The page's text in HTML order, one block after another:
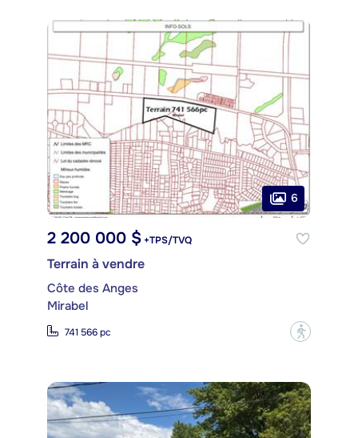
6
2 200 000 $ +TPS/TVQ
Terrain à vendre
Côte des Anges
Mirabel
741 566 pc ?